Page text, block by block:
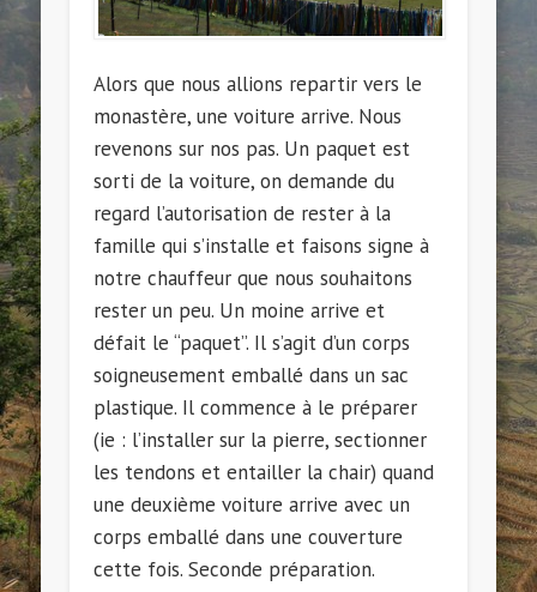
Alors que nous allions repartir vers le
monastère, une voiture arrive. Nous
revenons sur nos pas. Un paquet est
sorti de la voiture, on demande du
regard l’autorisation de rester à la
famille qui s’installe et faisons signe à
notre chauffeur que nous souhaitons
rester un peu. Un moine arrive et
défait le “paquet”. Il s’agit d’un corps
soigneusement emballé dans un sac
plastique. Il commence à le préparer
(ie : l’installer sur la pierre, sectionner
les tendons et entailler la chair) quand
une deuxième voiture arrive avec un
corps emballé dans une couverture
cette fois. Seconde préparation.